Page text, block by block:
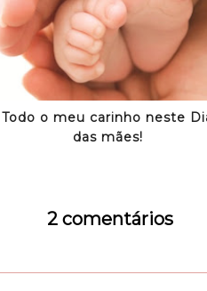
Todo o meu carinho neste
das mães!
2 comentários